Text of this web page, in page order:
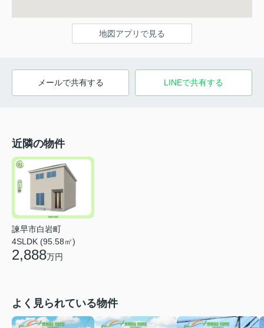
地図アプリで見る
メールで共有する LINEで共有する
近隣の物件
諫早市白岩町
4SLDK (95.58㎡)
2,888万円
よく見られている物件